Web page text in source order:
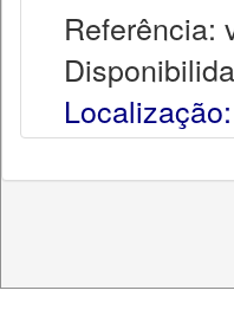
Referência:
Localização: